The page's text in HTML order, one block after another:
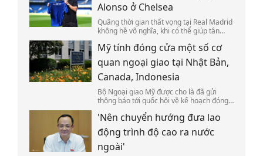
Alonso ở Chelsea
Quãng thời gian thất vọng tại Real Madrid
không hề vô nghĩa, khi có thể giúp tân
thân, tái tạo năng lượng trước khi bắt đầu
thử thách mới ở Ngoại hạng Anh.
Mỹ tính đóng cửa một số cơ
quan ngoại giao tại Nhật Bản,
Canada, Indonesia
Bộ Ngoại giao Mỹ được cho là đã gửi
thông báo tới quốc hội về kế hoạch đóng
nước ngoài, trong đó có cơ sở tại Nhật
Bản, Canada, Indonesia.
'Nên chuyển hướng đưa lao
động trình độ cao ra nước
ngoài'